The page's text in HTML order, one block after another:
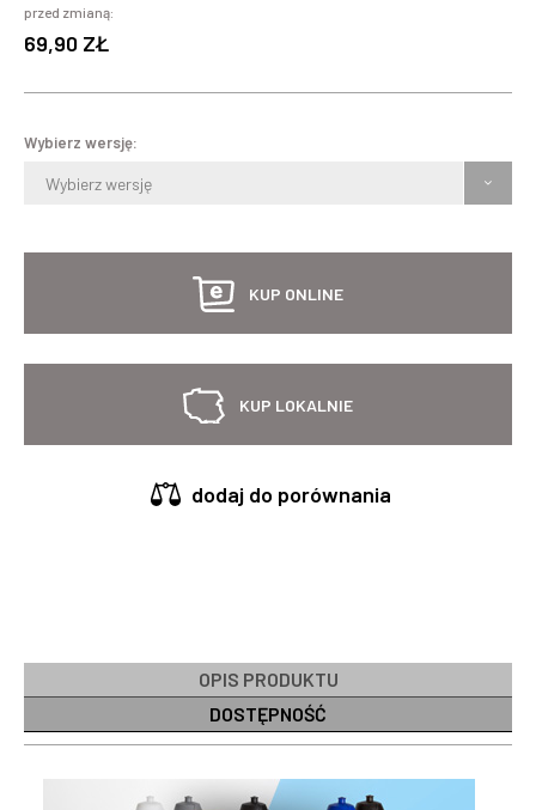
przed zmianą:
69,90 ZŁ
Wybierz wersję:
Wybierz wersję
KUP ONLINE
KUP LOKALNIE
dodaj do porównania
OPIS PRODUKTU
DOSTĘPNOŚĆ